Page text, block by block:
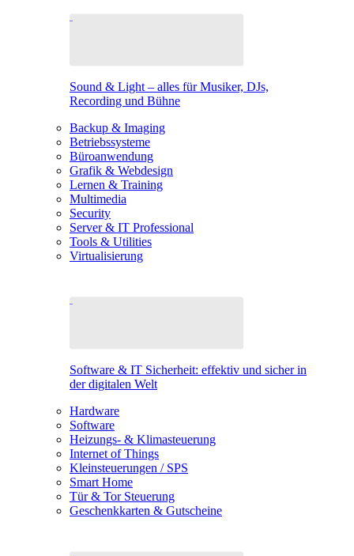
Sound & Light – alles für Musiker, DJs,
Recording und Bühne
Backup & Imaging
Betriebssysteme
Büroanwendung
Grafik & Webdesign
Lernen & Training
Multimedia
Security
Server & IT Professional
Tools & Utilities
Virtualisierung
Software & IT Sicherheit: effektiv und sicher in
der digitalen Welt
Hardware
Software
Heizungs- & Klimasteuerung
Internet of Things
Kleinsteuerungen / SPS
Smart Home
Tür & Tor Steuerung
Geschenkkarten & Gutscheine